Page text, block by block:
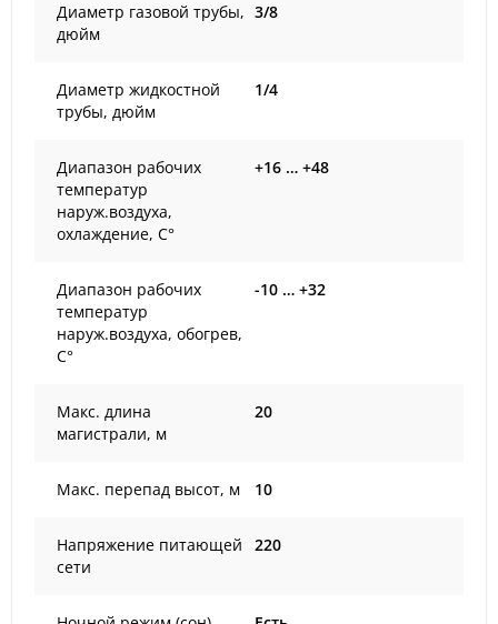
Диаметр газовой трубы,
дюйм
3/8
Диаметр жидкостной
трубы, дюйм
1/4
Диапазон рабочих
температур
наруж.воздуха,
охлаждение, С°
+16 … +48
Диапазон рабочих
температур
наруж.воздуха, обогрев,
С°
-10 … +32
Макс. длина
магистрали, м
20
Макс. перепад высот, м 10
Напряжение питающей
сети
220